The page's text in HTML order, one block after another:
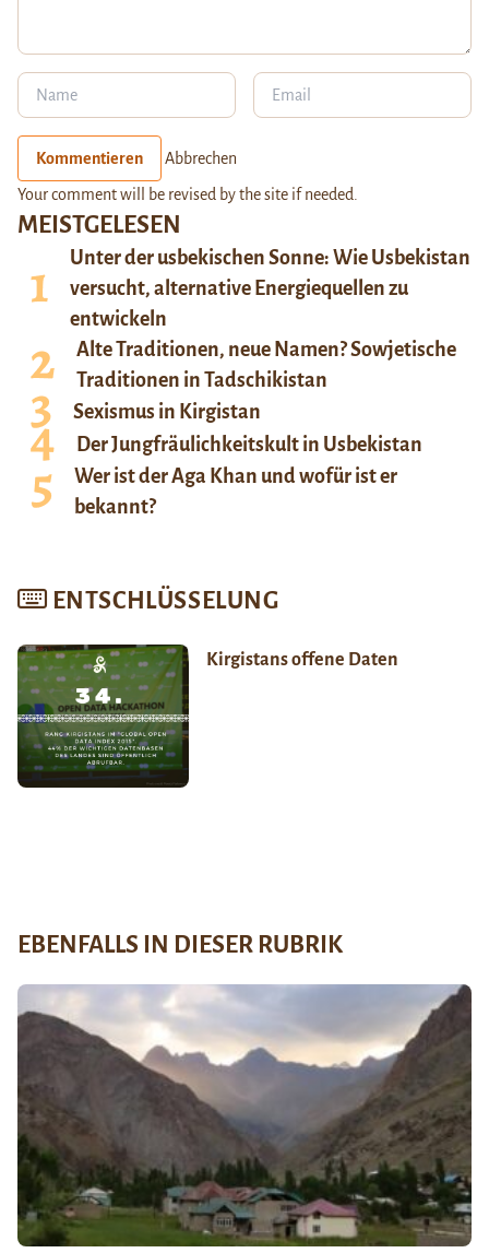
MEISTGELESEN
Unter der usbekischen Sonne: Wie Usbekistan
versucht, alternative Energiequellen zu
entwickeln
Alte Traditionen, neue Namen? Sowjetische
Traditionen in Tadschikistan
Sexismus in Kirgistan
Der Jungfräulichkeitskult in Usbekistan
Wer ist der Aga Khan und wofür ist er
bekannt?
ENTSCHLÜSSELUNG
Kirgistans offene Daten
Kommentieren Abbrechen
Your comment will be revised by the site if needed.
EBENFALLS IN DIESER RUBRIK